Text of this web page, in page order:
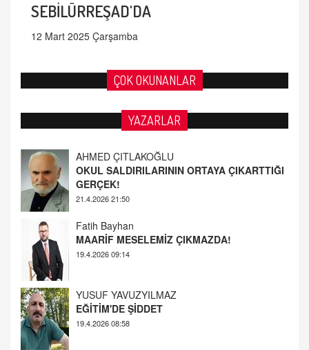
SEBİLÜRREŞAD'DA
12 Mart 2025 Çarşamba
ÇOK OKUNANLAR
YAZARLAR
AHMED ÇITLAKOĞLU
OKUL SALDIRILARININ ORTAYA ÇIKARTTIĞI
21.4.2026 21:50
Fatih Bayhan
MAARİF MESELEMİZ ÇIKMAZDA!
YUSUF YAVUZYILMAZ